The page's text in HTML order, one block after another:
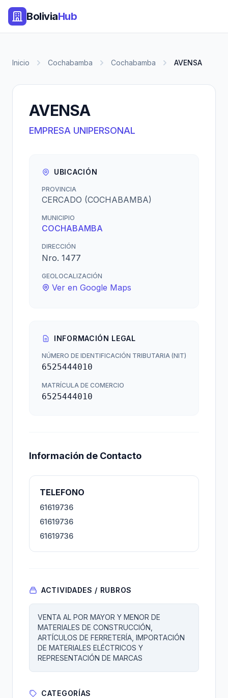
BoliviaHub
Inicio Cochabamba Cochabamba AVENSA
AVENSA
EMPRESA UNIPERSONAL
UBICACIÓN
PROVINCIA
CERCADO (COCHABAMBA)
MUNICIPIO
COCHABAMBA
DIRECCIÓN
Nro. 1477
GEOLOCALIZACIÓN
Ver en Google Maps
INFORMACIÓN LEGAL
NÚMERO DE IDENTIFICACIÓN TRIBUTARIA (NIT)
6525444010
MATRÍCULA DE COMERCIO
6525444010
Información de Contacto
TELEFONO
61619736
61619736
61619736
ACTIVIDADES / RUBROS
VENTA AL POR MAYOR Y MENOR DE
MATERIALES DE CONSTRUCCIÓN,
ARTÍCULOS DE FERRETERÍA, IMPORTACIÓN
DE MATERIALES ELÉCTRICOS Y
REPRESENTACIÓN DE MARCAS
CATEGORÍAS